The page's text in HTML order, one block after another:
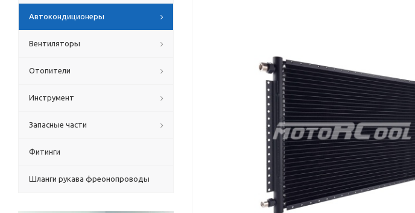
Автокондиционеры
Вентиляторы
Отопители
Инструмент
Запасные части
Фитинги
Шланги рукава фреонопроводы